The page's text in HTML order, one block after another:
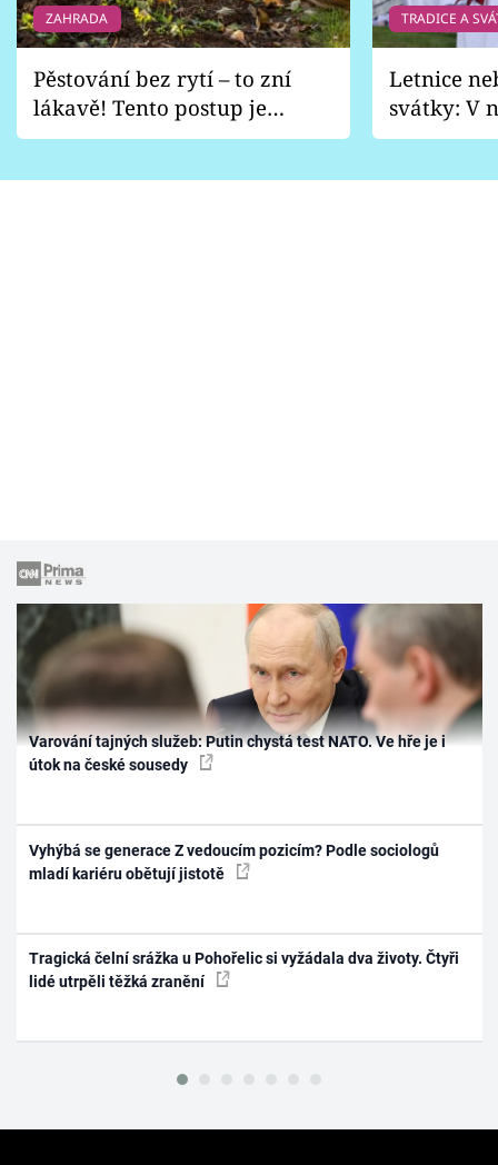
ZAHRADA
Pěstování bez rytí – to zní
lákavě! Tento postup je
vhodný jen pro některé
TRADICE A
Letnice
svátky: V
pondělí
Varování tajných služeb: Putin chystá test NATO. Ve hře je i
útok na české sousedy
Vyhýbá se generace Z vedoucím pozicím? Podle sociologů
mladí kariéru obětují jistotě
Tragická čelní srážka u Pohořelic si vyžádala dva životy. Čtyři
lidé utrpěli těžká zranění